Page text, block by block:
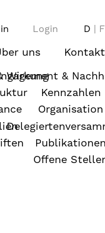
Login D F
Wirkung
uns
&
Kennzahlen
Organisation
Offene
Kontakt